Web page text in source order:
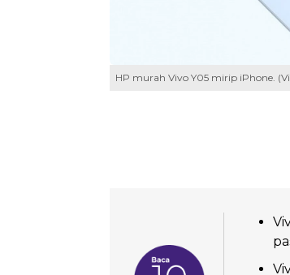
HP murah Vivo Y05 mirip iPhone.